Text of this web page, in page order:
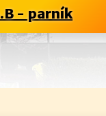
- parník